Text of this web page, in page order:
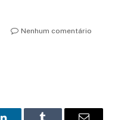
Nenhum comentário